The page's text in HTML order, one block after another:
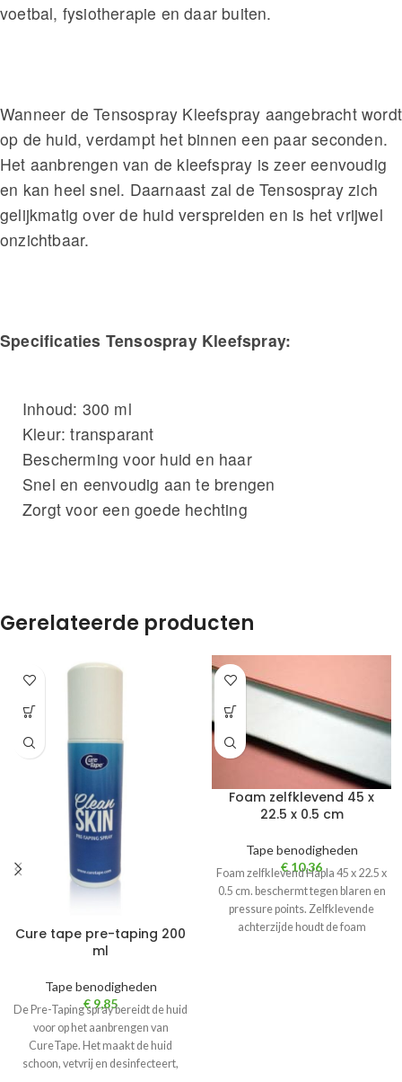
voetbal, fysiotherapie en daar buiten.
Wanneer de Tensospray Kleefspray aangebracht wordt
op de huid, verdampt het binnen een paar seconden.
Het aanbrengen van de kleefspray is zeer eenvoudig
en kan heel snel. Daarnaast zal de Tensospray zich
gelijkmatig over de huid verspreiden en is het vrijwel
onzichtbaar.
Specificaties Tensospray Kleefspray:
Inhoud: 300 ml
Kleur: transparant
Bescherming voor huid en haar
Snel en eenvoudig aan te brengen
Zorgt voor een goede hechting
Gerelateerde producten
Cure tape pre-taping 200
ml
Tape benodigheden
€ 9,85
De Pre-Taping spray bereidt de huid
voor op het aanbrengen van
CureTape. Het maakt de huid
schoon, vetvrij en desinfecteert,
Foam zelfklevend 45 x
22.5 x 0.5 cm
Tape benodigheden
€ 10,36
Foam zelfklevend Hapla 45 x 22.5 x
0.5 cm. beschermt tegen blaren en
pressure points. Zelfklevende
achterzijde houdt de foam